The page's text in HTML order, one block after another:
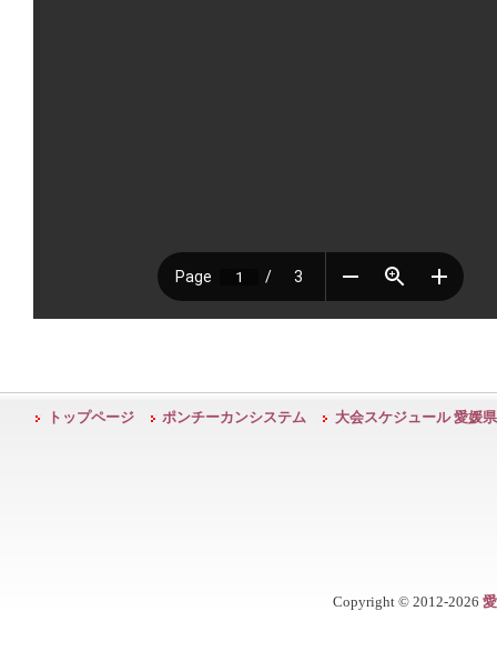
トップページ ポンチーカンシステム 大会スケジュール 愛媛県
Copyright © 2012-2026